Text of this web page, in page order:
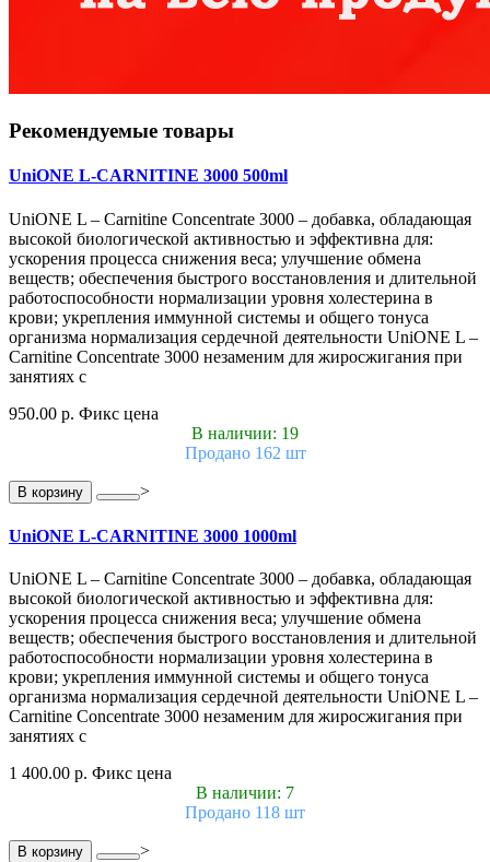
Рекомендуемые товары
UniONE L-CARNITINE 3000 500ml
UniONE L – Carnitine Concentrate 3000 – добавка, обладающая
высокой биологической активностью и эффективна для:
ускорения процесса снижения веса; улучшение обмена
веществ; обеспечения быстрого восстановления и длительной
работоспособности нормализации уровня холестерина в
крови; укрепления иммунной системы и общего тонуса
организма нормализация сердечной деятельности UniONE L –
Carnitine Concentrate 3000 незаменим для жиросжигания при
занятиях с
950.00 р. Фикс цена
В наличии: 19
Продано 162 шт
В корзину >
UniONE L-CARNITINE 3000 1000ml
UniONE L – Carnitine Concentrate 3000 – добавка, обладающая
высокой биологической активностью и эффективна для:
ускорения процесса снижения веса; улучшение обмена
веществ; обеспечения быстрого восстановления и длительной
работоспособности нормализации уровня холестерина в
крови; укрепления иммунной системы и общего тонуса
организма нормализация сердечной деятельности UniONE L –
Carnitine Concentrate 3000 незаменим для жиросжигания при
занятиях с
1 400.00 р. Фикс цена
В наличии: 7
Продано 118 шт
В корзину >